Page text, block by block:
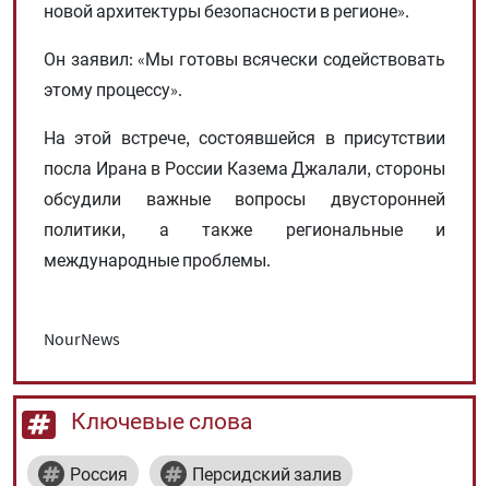
новой архитектуры безопасности в регионе».
Он заявил: «Мы готовы всячески содействовать
этому процессу».
На этой встрече, состоявшейся в присутствии
посла Ирана в России Казема Джалали, стороны
обсудили важные вопросы двусторонней
политики, а также региональные и
международные проблемы.
NourNews
Ключевые слова
Россия Персидский залив